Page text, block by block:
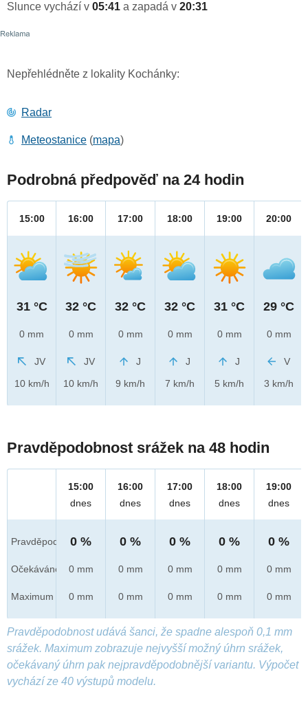
Slunce vychází v 05:41 a zapadá v 20:31
Nepřehlédněte z lokality Kochánky:
Radar
Meteostanice (mapa)
Podrobná předpověď na 24 hodin
15:00
31 °C
0 mm
JV
10 km/h
16:00
32 °C
0 mm
JV
10 km/h
17:00
32 °C
0 mm
J
9 km/h
18:00
32 °C
0 mm
J
7 km/h
19:00
31 °C
0 mm
J
5 km/h
20:00
29 °C
0 mm
V
3 km/h
Pravděpodobnost srážek na 48 hodin
Pravděpod.
Očekáváno
Maximum
15:00
dnes
0 %
0 mm
0 mm
16:00
dnes
0 %
0 mm
0 mm
17:00
dnes
0 %
0 mm
0 mm
18:00
dnes
0 %
0 mm
0 mm
19:00
dnes
0 %
0 mm
0 mm
Pravděpodobnost udává šanci, že spadne alespoň 0,1 mm
srážek. Maximum zobrazuje nejvyšší možný úhrn srážek,
očekávaný úhrn pak nejpravděpodobnější variantu. Výpočet
vychází ze 40 výstupů modelu.